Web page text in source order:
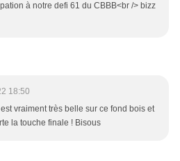
à notre defi 61 du CBBB<br /> bizz
18:50
vraiment très belle sur ce fond bois et
la touche finale ! Bisous